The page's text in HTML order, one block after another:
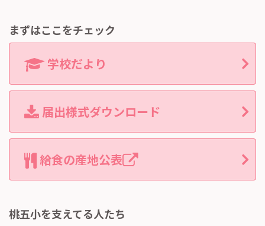
まずはここをチェック
学校だより
届出様式ダウンロード
給食の産地公表
桃五小を支えてる人たち